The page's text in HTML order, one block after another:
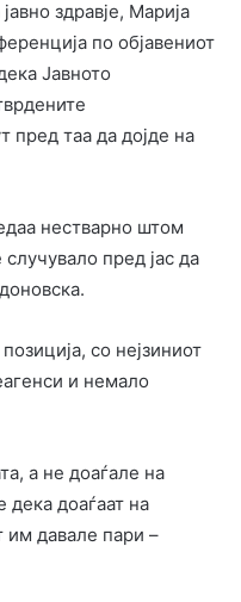
здравје, Марија
по објавениот
Јавното
пред таа да дојде на
нестварно штом
пред јас да
со нејзиниот
и немало
а не доаѓале на
дека доаѓаат на
им давале пари –